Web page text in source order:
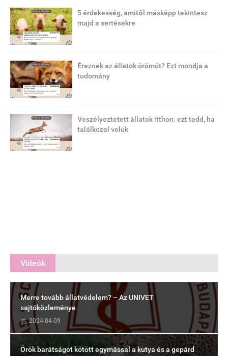
5 érdekesség, amitől másképp tekintesz
majd a sertésekre
Éreznek az állatok örömöt? Ezt mondja a
tudomány
Veszélyeztetett állatok itthon: ezt tedd, ha
találkozol velük
Videók
Merre tovább állatvédelem? – Az UNIVET
sajtóközleménye
2024-04-09
Örök barátságot kötött egymással a kutya és a gepárd